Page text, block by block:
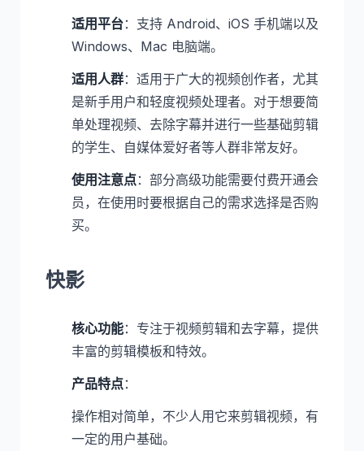
适用平台：支持 Android、iOS 手机端以及
Windows、Mac 电脑端。
适用人群：适用于广大的视频创作者，尤其
是新手用户和轻度视频处理者。对于想要简
单处理视频、去除字幕并进行一些基础剪辑
的学生、自媒体爱好者等人群非常友好。
使用注意点：部分高级功能需要付费开通会
员，在使用时要根据自己的需求选择是否购
买。
快影
核心功能：专注于视频剪辑和去字幕，提供
丰富的剪辑模板和特效。
产品特点：
操作相对简单，不少人用它来剪辑视频，有
一定的用户基础。